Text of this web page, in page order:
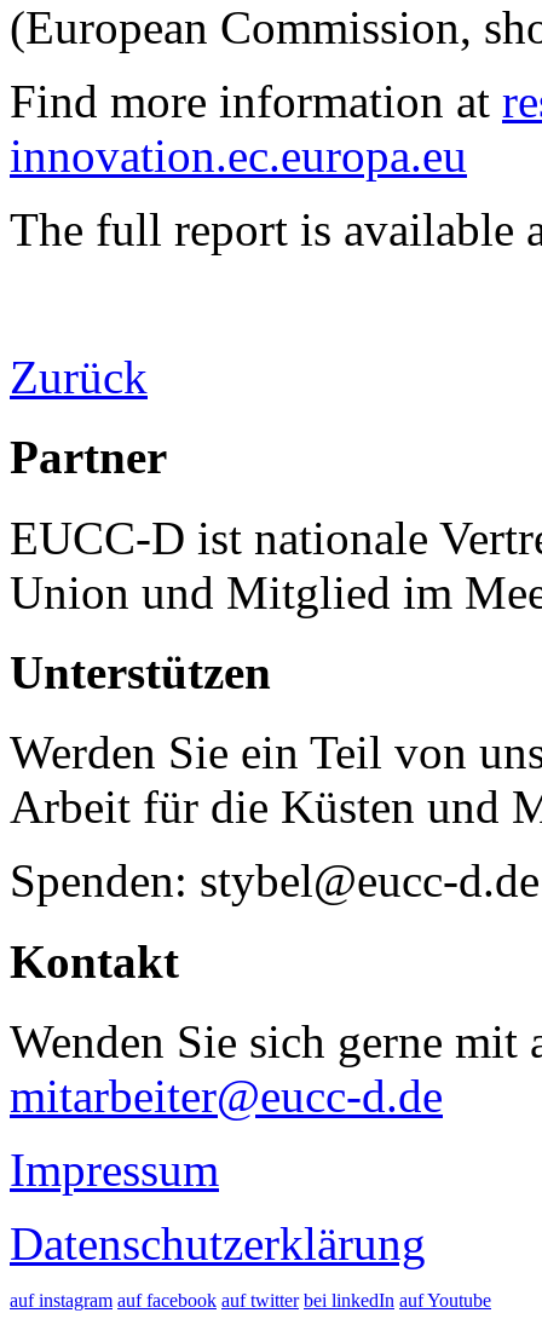
(European Commission,
Find more information at
innovation.ec.europa.eu
The full report is available
Zurück
Partner
EUCC-D ist nationale
Union und Mitglied im
Unterstützen
Werden Sie ein Teil von
Arbeit für die Küsten und
Spenden: stybel@eucc-d.de
Kontakt
Wenden Sie sich gerne mit
mitarbeiter@eucc-d.de
Impressum
Datenschutzerklärung
auf instagram auf facebook auf twitter bei linkedIn auf Youtube